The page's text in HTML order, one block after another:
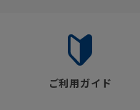
ご利用ガイド